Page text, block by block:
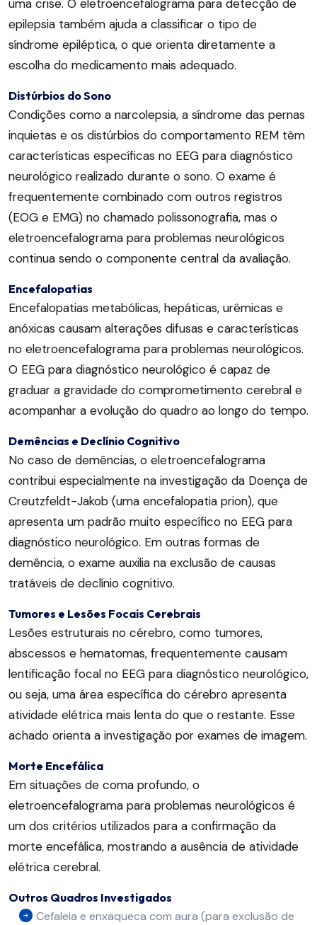
uma crise. O eletroencefalograma para detecção de
epilepsia também ajuda a classificar o tipo de
síndrome epiléptica, o que orienta diretamente a
escolha do medicamento mais adequado.
Distúrbios do Sono
Condições como a narcolepsia, a síndrome das pernas
inquietas e os distúrbios do comportamento REM têm
características específicas no EEG para diagnóstico
neurológico realizado durante o sono. O exame é
frequentemente combinado com outros registros
(EOG e EMG) no chamado polissonografia, mas o
eletroencefalograma para problemas neurológicos
continua sendo o componente central da avaliação.
Encefalopatias
Encefalopatias metabólicas, hepáticas, urêmicas e
anóxicas causam alterações difusas e características
no eletroencefalograma para problemas neurológicos.
O EEG para diagnóstico neurológico é capaz de
graduar a gravidade do comprometimento cerebral e
acompanhar a evolução do quadro ao longo do tempo.
Demências e Declínio Cognitivo
No caso de demências, o eletroencefalograma
contribui especialmente na investigação da Doença de
Creutzfeldt-Jakob (uma encefalopatia prion), que
apresenta um padrão muito específico no EEG para
diagnóstico neurológico. Em outras formas de
demência, o exame auxilia na exclusão de causas
tratáveis de declínio cognitivo.
Tumores e Lesões Focais Cerebrais
Lesões estruturais no cérebro, como tumores,
abscessos e hematomas, frequentemente causam
lentificação focal no EEG para diagnóstico neurológico,
ou seja, uma área específica do cérebro apresenta
atividade elétrica mais lenta do que o restante. Esse
achado orienta a investigação por exames de imagem.
Morte Encefálica
Em situações de coma profundo, o
eletroencefalograma para problemas neurológicos é
um dos critérios utilizados para a confirmação da
morte encefálica, mostrando a ausência de atividade
elétrica cerebral.
Outros Quadros Investigados
Cefaleia e enxaqueca com aura (para exclusão de